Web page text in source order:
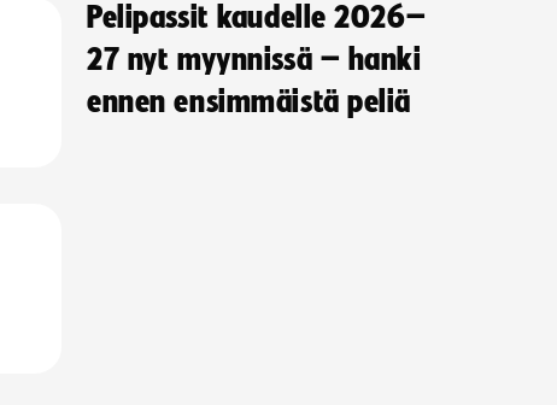
Pelipassit kaudelle 2026–
27 nyt myynnissä – hanki
ennen ensimmäistä peliä